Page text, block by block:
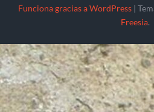
Funciona gracias a WordPress |
Freesia.